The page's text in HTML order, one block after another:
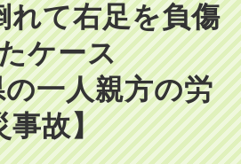
加入費用
加入申込み
会社概要
お問い合わせ
会員メニュー
れて右足を負傷
ケース
一人親方の労
事故】